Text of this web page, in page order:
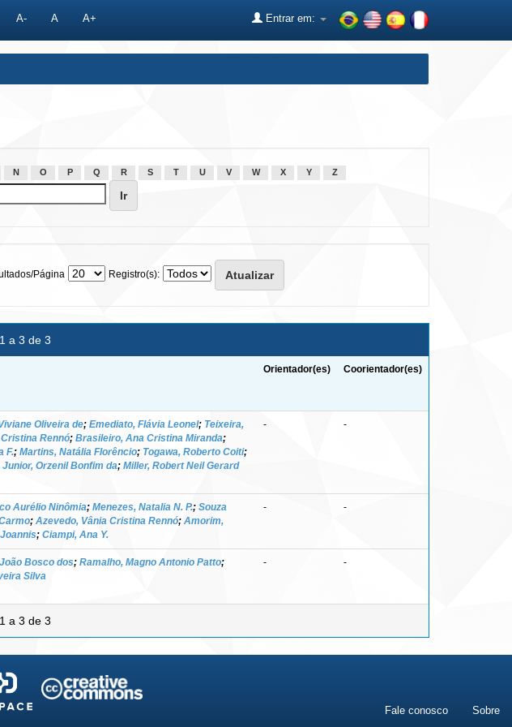
A- A A+ Entrar em:
N O P Q R S T U V W X Y Z
Página Registro(s):
a 3 de 3
Orientador(es) Coorientador(es)
Oliveira de; Emediato, Flávia Leonel; Teixeira,
Rennó; Brasileiro, Ana Cristina Miranda;
F.; Martins, Natália Florêncio; Togawa, Roberto Coiti;
Junior, Orzenil Bonfim da; Miller, Robert Neil Gerard
- -
Aurélio Ninômia; Menezes, Natalia N. P.; Souza
; Azevedo, Vânia Cristina Rennó; Amorim,
; Ciampi, Ana Y.
- -
Bosco dos; Ramalho, Magno Antonio Patto;
Silva
- -
a 3 de 3
Fale conosco Sobre